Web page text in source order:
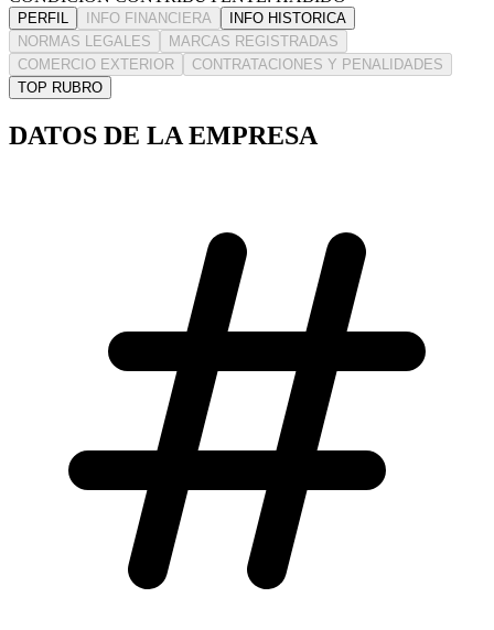
PERFIL INFO FINANCIERA
INFO HISTORICA
NORMAS LEGALES
MARCAS REGISTRADAS
COMERCIO EXTERIOR
CONTRATACIONES Y PENALIDADES
TOP RUBRO
DATOS DE LA EMPRESA